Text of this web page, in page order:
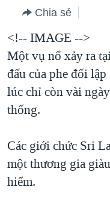
chính
điều
hướng
chính
Đi
tới
BLOG
DIỄN ĐÀN
MỤC
TỰ DO BÁO CHÍ
VẠCH TRẦN TIN GIẢ
ĐỜI SỐNG
CHUYÊN ĐỀ
CHIẾN TRANH
TẠI
HÀNH TRÌNH BẦU CỬ
MỘT NĂM CHIẾN
GIẢI MÃ VÀNH ĐAI &
HỌC TIẾNG ANH
NGHE
MẠNG XÃ HỘI
Chia sẻ
<!-- IMAGE -->
Một vụ nổ xảy ra
đấu của phe đối
lúc chỉ còn vài
thống.
Các giới chức Sri
một thương gia
hiểm.